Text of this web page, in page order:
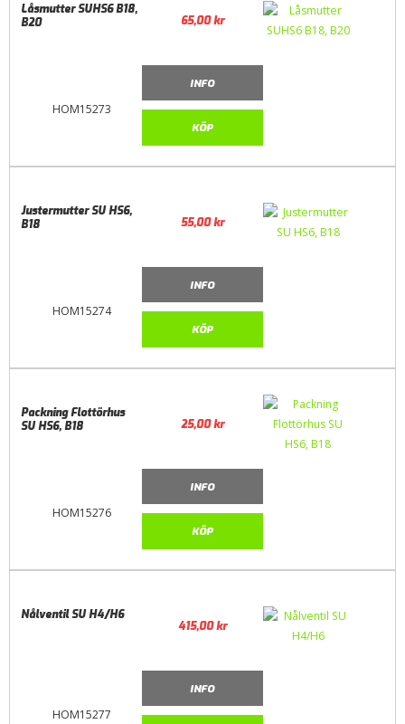
HOM15273
Låsmutter SUHS6 B18,
B20
65,00kr
INFO
KÖP
HOM15274
Justermutter SU HS6,
B18
55,00kr
INFO
KÖP
HOM15276
Packning Flottörhus
SU HS6, B18
25,00kr
INFO
KÖP
HOM15277
Nålventil SU H4/H6
415,00kr
INFO